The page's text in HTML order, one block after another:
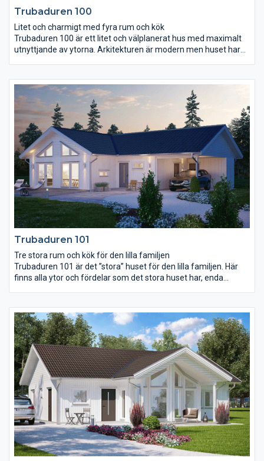
Trubaduren 100
Litet och charmigt med fyra rum och kök
Trubaduren 100 är ett litet och välplanerat hus med maximalt
utnyttjande av ytorna. Arkitekturen är modern men huset har
mot trädgårdssidan och spetsfönstret som går ända upp till det
öppna snedtaket skapar rikligt med ljus. Rundgångsmöjligheten
mellan hall, kök och vardagsrum ger huset ytterligare en
dimension. Tre sovrum, wc, badrum och ett rum för klädvård
med groventré gör huset praktiskt och funktionellt.
Trubaduren 101
Tre stora rum och kök för den lilla familjen
Trubaduren 101 är det ”stora” huset för den lilla familjen. Här
finns alla ytor och fördelar som det stora huset har, enda
både ett extra stort badrum och ett wc med dusch. Över
vardagsrum och kök breder ett öppet ryggåstak ut sig och de
höga spetsfönstren får rummen att bada i ljus. Notera att kök,
vardagsrum och terrassdörrar ligger mot framsidan.